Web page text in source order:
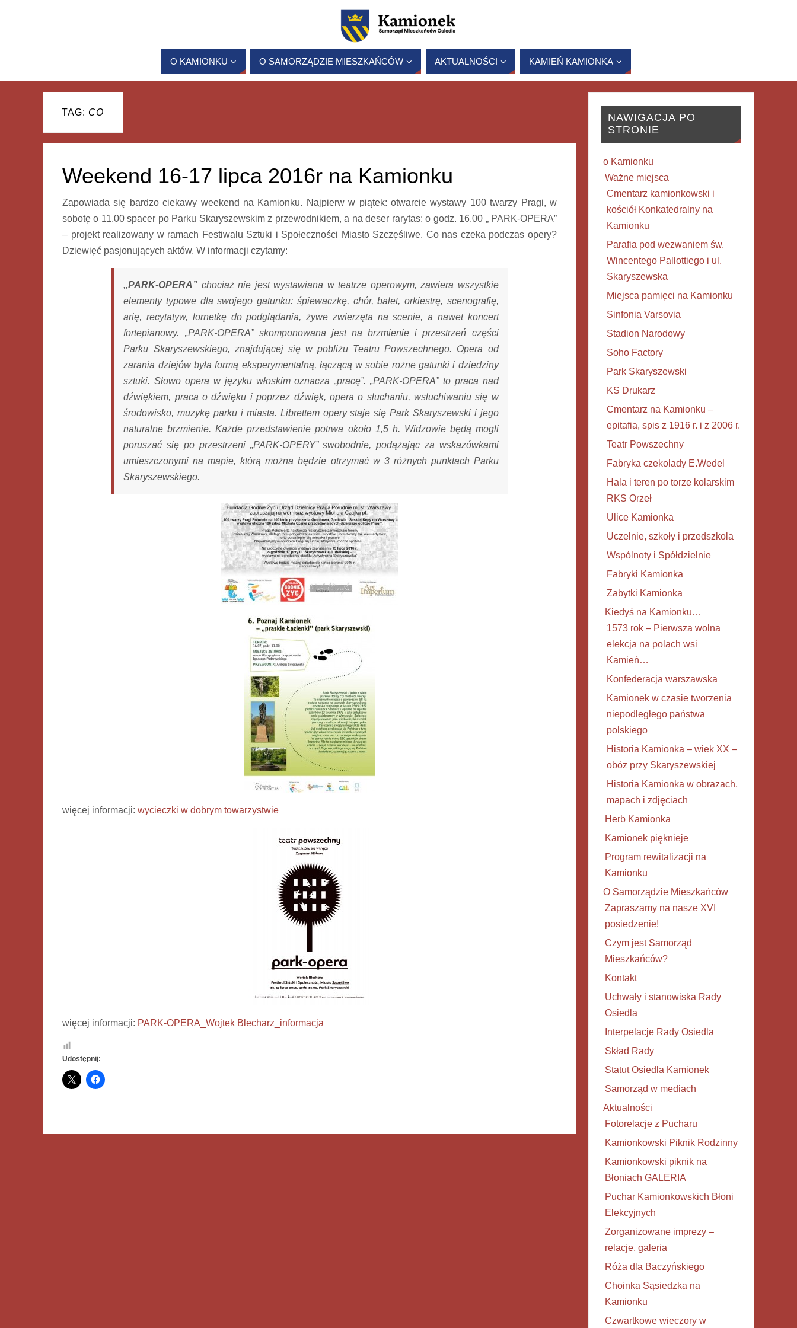
O KAMIONKU O SAMORZĄDZIE MIESZKAŃCÓW AKTUALNOŚCI KAMIEŃ KAMIONKA
TAG: CO
Weekend 16-17 lipca 2016r na Kamionku
Zapowiada się bardzo ciekawy weekend na Kamionku. Najpierw w piątek: otwarcie wystawy 100 twarzy Pragi, w
sobotę o 11.00 spacer po Parku Skaryszewskim z przewodnikiem, a na deser rarytas: o godz. 16.00 „ PARK-OPERA”
– projekt realizowany w ramach Festiwalu Sztuki i Społeczności Miasto Szczęśliwe. Co nas czeka podczas opery?
Dziewięć pasjonujących aktów. W informacji czytamy:
„PARK-OPERA” chociaż nie jest wystawiana w teatrze operowym, zawiera wszystkie
elementy typowe dla swojego gatunku: śpiewaczkę, chór, balet, orkiestrę, scenografię,
arię, recytatyw, lornetkę do podglądania, żywe zwierzęta na scenie, a nawet koncert
fortepianowy. „PARK-OPERA” skomponowana jest na brzmienie i przestrzeń części
Parku Skaryszewskiego, znajdującej się w pobliżu Teatru Powszechnego. Opera od
zarania dziejów była formą eksperymentalną, łączącą w sobie rożne gatunki i dziedziny
sztuki. Słowo opera w języku włoskim oznacza „pracę”. „PARK-OPERA” to praca nad
dźwiękiem, praca o dźwięku i poprzez dźwięk, opera o słuchaniu, wsłuchiwaniu się w
środowisko, muzykę parku i miasta. Librettem opery staje się Park Skaryszewski i jego
naturalne brzmienie. Każde przedstawienie potrwa około 1,5 h. Widzowie będą mogli
poruszać się po przestrzeni „PARK-OPERY” swobodnie, podążając za wskazówkami
umieszczonymi na mapie, którą można będzie otrzymać w 3 różnych punktach Parku
Skaryszewskiego.
więcej informacji: wycieczki w dobrym towarzystwie
więcej informacji: PARK-OPERA_Wojtek Blecharz_informacja
Udostępnij:
NAWIGACJA PO
STRONIE
o Kamionku
Ważne miejsca
Cmentarz kamionkowski i
kościół Konkatedralny na
Kamionku
Parafia pod wezwaniem św.
Wincentego Pallottiego i ul.
Skaryszewska
Miejsca pamięci na Kamionku
Sinfonia Varsovia
Stadion Narodowy
Soho Factory
Park Skaryszewski
KS Drukarz
Cmentarz na Kamionku –
epitafia, spis z 1916 r. i z 2006 r.
Teatr Powszechny
Fabryka czekolady E.Wedel
Hala i teren po torze kolarskim
RKS Orzeł
Ulice Kamionka
Uczelnie, szkoły i przedszkola
Wspólnoty i Spółdzielnie
Fabryki Kamionka
Zabytki Kamionka
Kiedyś na Kamionku…
1573 rok – Pierwsza wolna
elekcja na polach wsi
Kamień…
Konfederacja warszawska
Kamionek w czasie tworzenia
niepodległego państwa
polskiego
Historia Kamionka – wiek XX –
obóz przy Skaryszewskiej
Historia Kamionka w obrazach,
mapach i zdjęciach
Herb Kamionka
Kamionek pięknieje
Program rewitalizacji na
Kamionku
O Samorządzie Mieszkańców
Zapraszamy na nasze XVI
posiedzenie!
Czym jest Samorząd
Mieszkańców?
Kontakt
Uchwały i stanowiska Rady
Osiedla
Interpelacje Rady Osiedla
Skład Rady
Statut Osiedla Kamionek
Samorząd w mediach
Aktualności
Fotorelacje z Pucharu
Kamionkowski Piknik Rodzinny
Kamionkowski piknik na
Błoniach GALERIA
Puchar Kamionkowskich Błoni
Elekcyjnych
Zorganizowane imprezy –
relacje, galeria
Róża dla Baczyńskiego
Choinka Sąsiedzka na
Kamionku
Czwartkowe wieczory w